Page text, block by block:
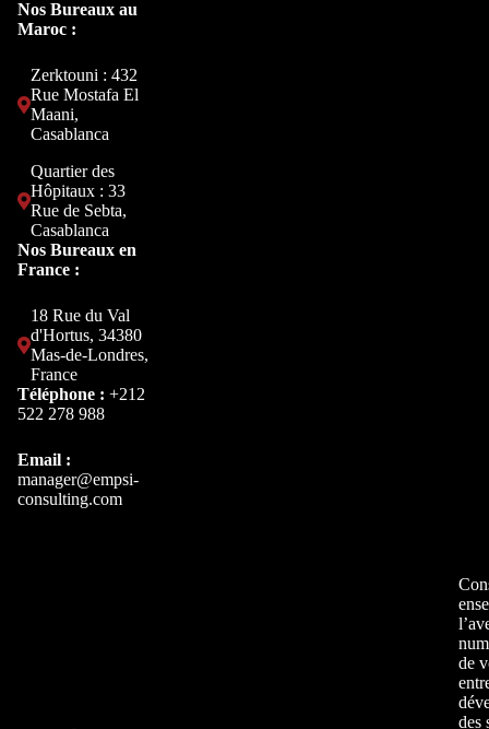
Nos Bureaux au
Maroc :
Zerktouni : 432
Rue Mostafa El
Maani,
Casablanca
Quartier des
Hôpitaux : 33
Rue de Sebta,
Casablanca
Nos Bureaux en
France :
18 Rue du Val
d'Hortus, 34380
Mas-de-Londres,
France
Téléphone : +212
522 278 988
Email :
manager@empsi-
consulting.com
de
des